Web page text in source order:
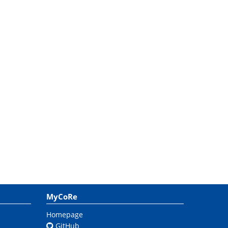
MyCoRe
Homepage
GitHub